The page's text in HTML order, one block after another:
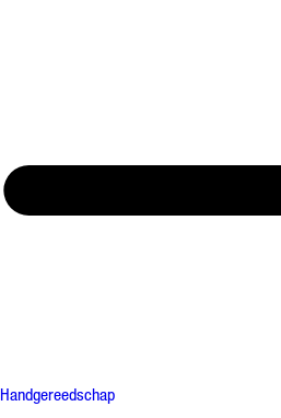
Handgereedschap